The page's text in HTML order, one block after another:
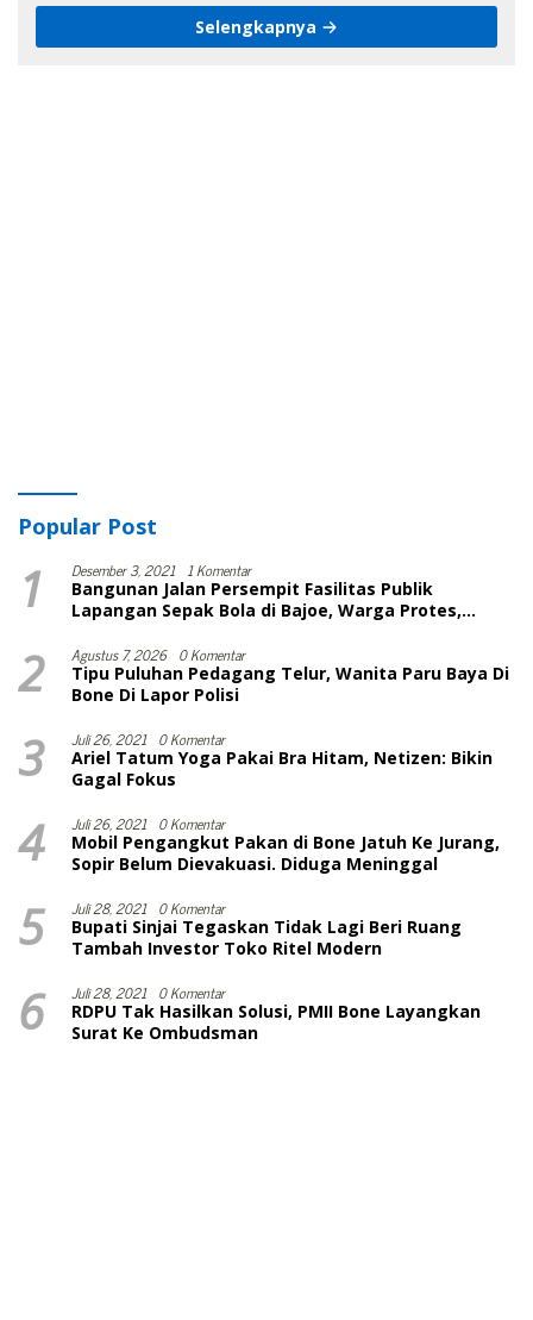
Selengkapnya
Popular Post
1 Desember 3, 2021 1 Komentar
Bangunan Jalan Persempit Fasilitas Publik
Lapangan Sepak Bola di Bajoe, Warga Protes,
2 Agustus 7, 2026 0 Komentar
Tipu Puluhan Pedagang Telur, Wanita Paru Baya Di
Bone Di Lapor Polisi
3 Juli 26, 2021 0 Komentar
Ariel Tatum Yoga Pakai Bra Hitam, Netizen: Bikin
Gagal Fokus
4 Juli 26, 2021 0 Komentar
Mobil Pengangkut Pakan di Bone Jatuh Ke Jurang,
Sopir Belum Dievakuasi. Diduga Meninggal
5 Juli 28, 2021 0 Komentar
Bupati Sinjai Tegaskan Tidak Lagi Beri Ruang
Tambah Investor Toko Ritel Modern
6 Juli 28, 2021 0 Komentar
RDPU Tak Hasilkan Solusi, PMII Bone Layangkan
Surat Ke Ombudsman